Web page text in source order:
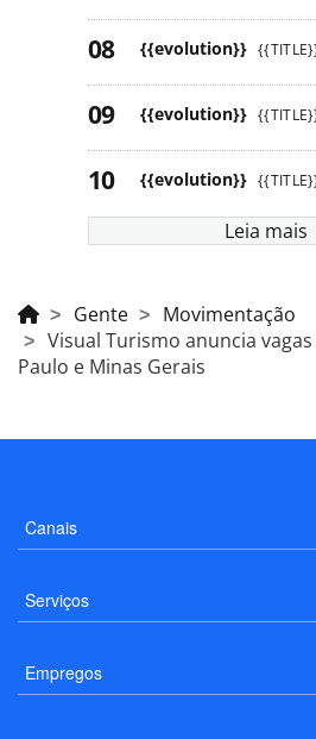
{{evolution}}
{{evolution}}
{{evolution}}
Leia mais
Gente
Movimentação
Visual Turismo anuncia
Paulo e Minas Gerais
Canais
Serviços
Empregos